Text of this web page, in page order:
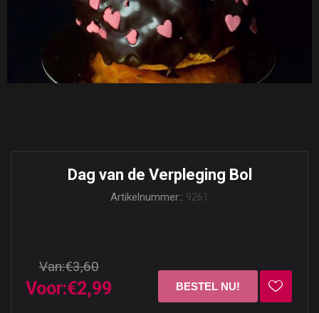
Dag van de Verpleging Bol
Artikelnummer:: 9261
Van:€3,60
Voor:€2,99